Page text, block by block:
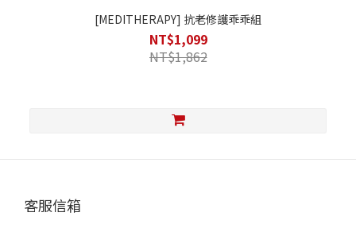
[MEDITHERAPY] 抗老修護乖乖組
NT$1,099
NT$1,862
客服信箱